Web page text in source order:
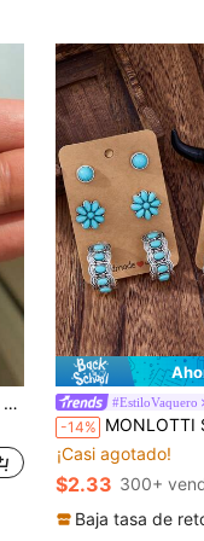
#EstiloVaquero
-14% MONLOTTI Set de 2/6/12 piezas de pendientes occidentales de estilo retro con turquesa,
¡Casi agotado!
$2.33 300+
Baja tasa de